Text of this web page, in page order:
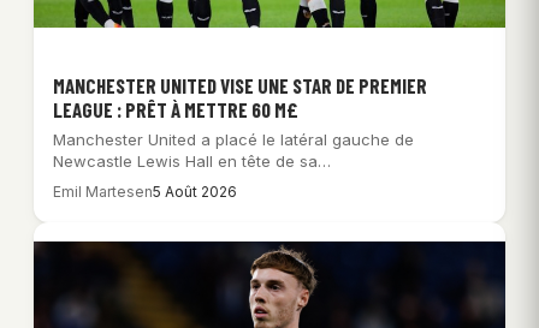
MANCHESTER UNITED VISE UNE STAR DE PREMIER
LEAGUE : PRÊT À METTRE 60 M£
Manchester United a placé le latéral gauche de
Newcastle Lewis Hall en tête de sa…
Emil Martesen5 Août 2026